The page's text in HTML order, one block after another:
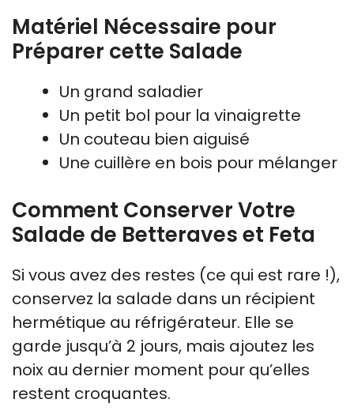
Matériel Nécessaire pour
Préparer cette Salade
Un grand saladier
Un petit bol pour la vinaigrette
Un couteau bien aiguisé
Une cuillère en bois pour mélanger
Comment Conserver Votre
Salade de Betteraves et Feta
Si vous avez des restes (ce qui est rare !),
conservez la salade dans un récipient
hermétique au réfrigérateur. Elle se
garde jusqu’à 2 jours, mais ajoutez les
noix au dernier moment pour qu’elles
restent croquantes.